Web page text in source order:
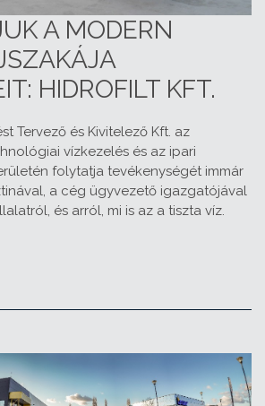
A MODERN
HIDROFILT KFT.
Tervező és Kivitelező Kft. az
vízkezelés és az ipari
folytatja tevékenységét immár
a cég ügyvezető igazgatójával
és arról, mi is az a tiszta víz.